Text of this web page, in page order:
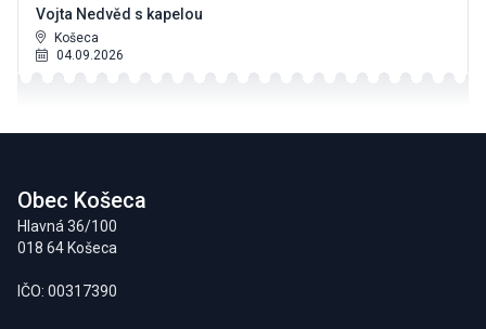
Vojta Nedvěd s kapelou
Košeca
04.09.2026
Obec Košeca
Hlavná 36/100
018 64 Košeca
IČO: 00317390